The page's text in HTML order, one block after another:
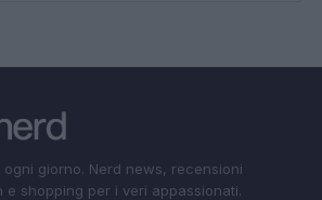
giorno. Nerd news, recensioni
shopping per i veri appassionati.